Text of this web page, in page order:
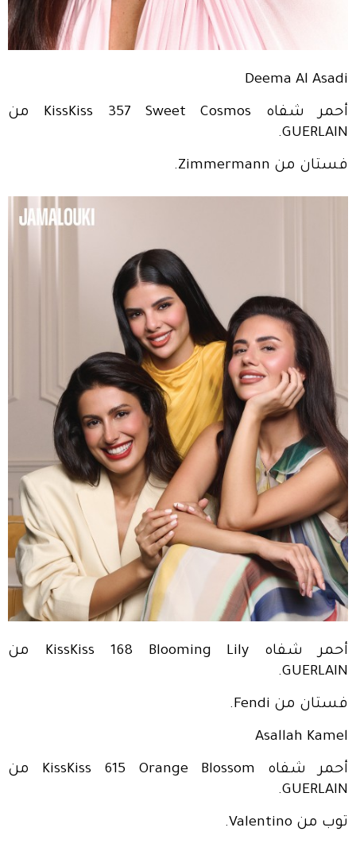
Deema Al Asadi
أحمر شفاه KissKiss 357 Sweet Cosmos من
GUERLAIN.
فستان من Zimmermann.
أحمر شفاه KissKiss 168 Blooming Lily من
GUERLAIN.
فستان من Fendi.
Asallah Kamel
أحمر شفاه KissKiss 615 Orange Blossom من
GUERLAIN.
توب من Valentino.